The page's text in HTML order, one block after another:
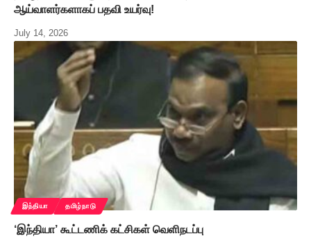
ஆய்வாளர்களாகப் பதவி உயர்வு!
July 14, 2026
இந்தியா தமிழ்நாடு
‘இந்தியா’ கூட்டணிக் கட்சிகள் வெளிநடப்பு